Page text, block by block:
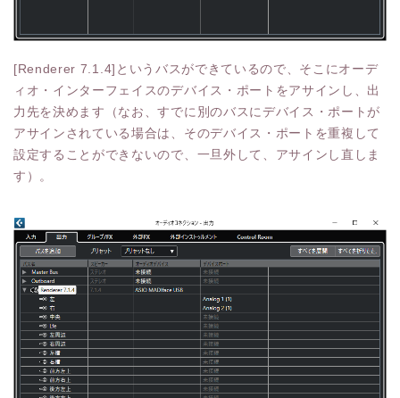
[Renderer 7.1.4]というバスができているので、そこにオーデ
ィオ・インターフェイスのデバイス・ポートをアサインし、出
力先を決めます（なお、すでに別のバスにデバイス・ポートが
アサインされている場合は、そのデバイス・ポートを重複して
設定することができないので、一旦外して、アサインし直しま
す）。